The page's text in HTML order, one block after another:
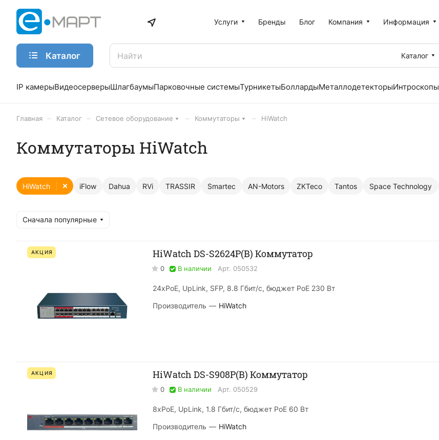
Услуги Бренды Блог Компания Информация
Каталог
Каталог
IP камерыВидеосерверыШлагбаумыПарковочные системыТурникетыБоллардыМеталлодетекторыИнтроскопы
Главная Каталог Сетевое оборудование Коммутаторы HiWatch
Коммутаторы HiWatch
iFlow
HiWatch Dahua RVi TRASSIR Smartec AN-Motors ZKTeco Tantos Space Technology
Сначала популярные
АКЦИЯ HiWatch DS-S2624P(B) Коммутатор
0 В наличии Арт. 050532
24xPoE, UpLink, SFP, 8.8 Гбит/с, бюджет PoE 230 Вт
Производитель — HiWatch
АКЦИЯ HiWatch DS-S908P(B) Коммутатор
0 В наличии Арт. 050529
8xPoE, UpLink, 1.8 Гбит/с, бюджет PoE 60 Вт
Производитель — HiWatch